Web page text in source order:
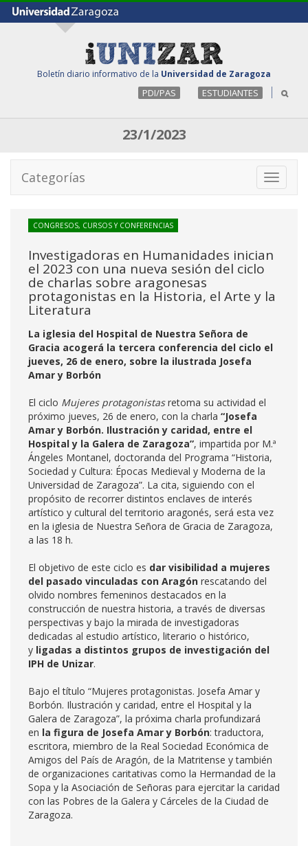
Boletín diario informativo de la Universidad de Zaragoza
PDI/PAS ESTUDIANTES
23/1/2023
Toggle
Categorías
CONGRESOS, CURSOS Y CONFERENCIAS
Investigadoras en Humanidades inician
el 2023 con una nueva sesión del ciclo
de charlas sobre aragonesas
protagonistas en la Historia, el Arte y la
Literatura
La iglesia del Hospital de Nuestra Señora de
Gracia acogerá la tercera conferencia del ciclo el
jueves, 26 de enero, sobre la ilustrada Josefa
Amar y Borbón
El ciclo Mujeres protagonistasretoma su actividad el
próximo jueves, 26 de enero, con la charla “Josefa
Amar y Borbón. Ilustración y caridad, entre el
Hospital y la Galera de Zaragoza”, impartida por M.ª
Ángeles Montanel, doctoranda del Programa “Historia,
Sociedad y Cultura: Épocas Medieval y Moderna de la
Universidad de Zaragoza”. La cita, siguiendo con el
propósito de recorrer distintos enclaves de interés
artístico y cultural del territorio aragonés, será esta vez
en la iglesia de Nuestra Señora de Gracia de Zaragoza,
a las 18 h.
El objetivo de este ciclo es dar visibilidad a mujeres
del pasado vinculadas con Aragón rescatando del
olvido nombres femeninos destacados en la
construcción de nuestra historia, a través de diversas
perspectivas y bajo la mirada de investigadoras
dedicadas al estudio artístico, literario o histórico,
y ligadas a distintos grupos de investigación del
IPH de Unizar.
Bajo el título “Mujeres protagonistas. Josefa Amar y
Borbón. Ilustración y caridad, entre el Hospital y la
Galera de Zaragoza”, la próxima charla profundizará
en la figura de Josefa Amar y Borbón: traductora,
escritora, miembro de la Real Sociedad Económica de
Amigos del País de Aragón, de la Matritense y también
de organizaciones caritativas como la Hermandad de la
Sopa y la Asociación de Señoras para ejercitar la caridad
con las Pobres de la Galera y Cárceles de la Ciudad de
Zaragoza.